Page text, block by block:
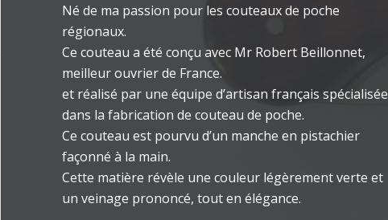
Né de ma passion pour les couteaux de poche
régionaux.
Ce couteau a été conçu avec Mr Robert Beillonnet,
meilleur ouvrier de France.
et réalisé par une équipe d’artisan français spécialisée
dans la fabrication de couteau de poche.
Ce couteau est pourvu d’un manche en pistachier
façonné à la main.
Cette matière révèle une couleur légèrement verte et
un veinage prononcé, tout en élégance.